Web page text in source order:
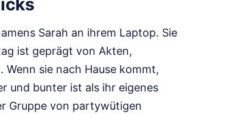
Sarah an ihrem Laptop. Sie
ist geprägt von Akten,
sie nach Hause kommt,
und bunter ist als ihr eigenes
Gruppe von partywütigen